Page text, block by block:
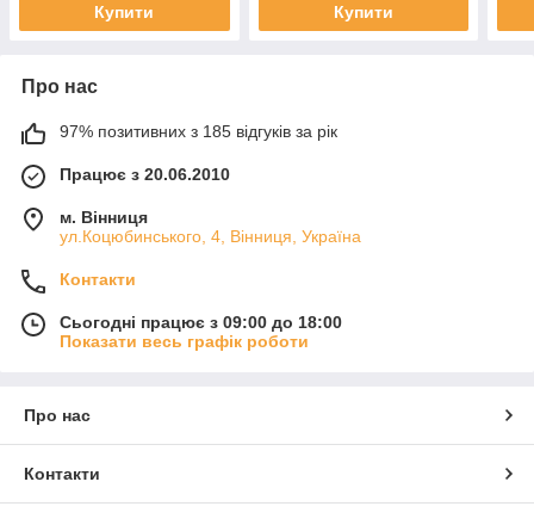
Купити Купити
Про нас
97% позитивних з 185 відгуків за рік
Працює з 20.06.2010
м. Вінниця
ул.Коцюбинського, 4, Вінниця, Україна
Контакти
Сьогодні працює з 09:00 до 18:00
Показати весь графік роботи
Про нас
Контакти